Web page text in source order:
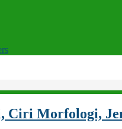
Ciri Morfologi,